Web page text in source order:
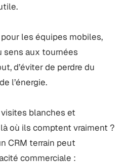
les équipes mobiles,
sens aux tournées
d’éviter de perdre du
l’énergie.
blanches et
où ils comptent vraiment ?
CRM terrain peut
commerciale :